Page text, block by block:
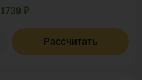
1739 ₽
Рассчитать